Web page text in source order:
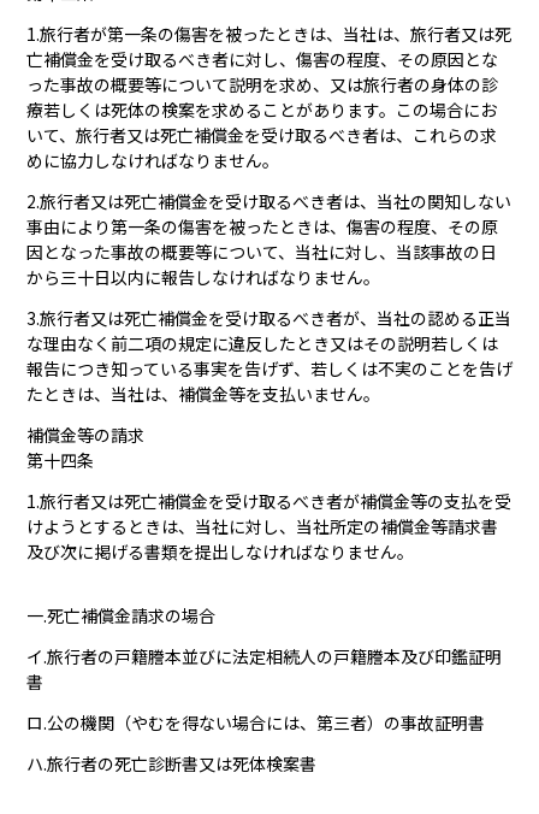
1.旅行者が第一条の傷害を被ったときは、当社は、旅行者又は死
亡補償金を受け取るべき者に対し、傷害の程度、その原因とな
った事故の概要等について説明を求め、又は旅行者の身体の診
療若しくは死体の検案を求めることがあります。この場合にお
いて、旅行者又は死亡補償金を受け取るべき者は、これらの求
めに協力しなければなりません。
2.旅行者又は死亡補償金を受け取るべき者は、当社の関知しない
事由により第一条の傷害を被ったときは、傷害の程度、その原
因となった事故の概要等について、当社に対し、当該事故の日
から三十日以内に報告しなければなりません。
3.旅行者又は死亡補償金を受け取るべき者が、当社の認める正当
な理由なく前二項の規定に違反したとき又はその説明若しくは
報告につき知っている事実を告げず、若しくは不実のことを告げ
たときは、当社は、補償金等を支払いません。
補償金等の請求
第十四条
1.旅行者又は死亡補償金を受け取るべき者が補償金等の支払を受
けようとするときは、当社に対し、当社所定の補償金等請求書
及び次に掲げる書類を提出しなければなりません。
一.死亡補償金請求の場合
イ.旅行者の戸籍謄本並びに法定相続人の戸籍謄本及び印鑑証明
書
ロ.公の機関（やむを得ない場合には、第三者）の事故証明書
ハ.旅行者の死亡診断書又は死体検案書